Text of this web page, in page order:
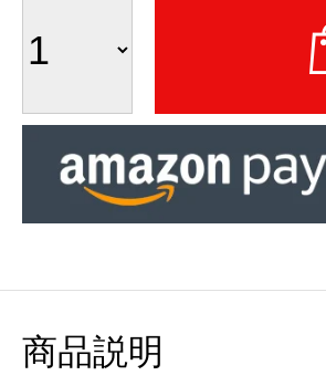
商品説明